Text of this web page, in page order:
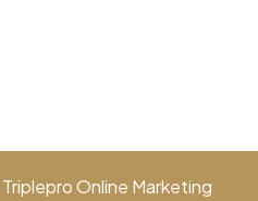
Triplepro Online Marketing